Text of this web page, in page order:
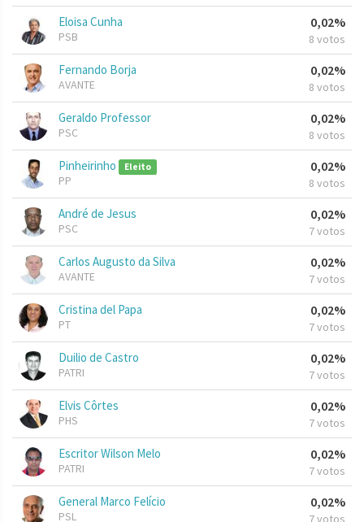
Eloisa Cunha
PSB
0,02%
8 votos
Fernando Borja
AVANTE
0,02%
8 votos
Geraldo Professor
PSC
0,02%
8 votos
Pinheirinho Eleito
PP
0,02%
8 votos
André de Jesus
PSC
0,02%
7 votos
Carlos Augusto da Silva
AVANTE
0,02%
7 votos
Cristina del Papa
PT
0,02%
7 votos
Duilio de Castro
PATRI
0,02%
7 votos
Elvis Côrtes
PHS
0,02%
7 votos
Escritor Wilson Melo
PATRI
0,02%
7 votos
General Marco Felício
PSL
0,02%
7 votos